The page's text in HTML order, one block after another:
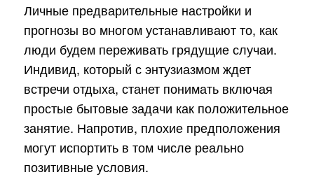
Личные предварительные настройки и
прогнозы во многом устанавливают то, как
люди будем переживать грядущие случаи.
Индивид, который с энтузиазмом ждет
встречи отдыха, станет понимать включая
простые бытовые задачи как положительное
занятие. Напротив, плохие предположения
могут испортить в том числе реально
позитивные условия.